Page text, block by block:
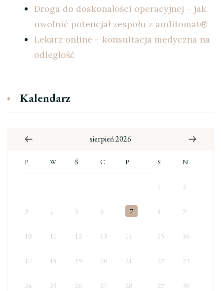
Droga do doskonałości operacyjnej – jak
uwolnić potencjał zespołu z auditomat®
Lekarz online – konsultacja medyczna na
odległość
Kalendarz
sierpień 2026
P W Ś C P S N
1 2
3 4 5 6 7 8 9
10 11 12 13 14 15 16
17 18 19 20 21 22 23
24 25 26 27 28 29 30